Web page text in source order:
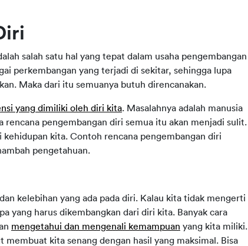
salah satu hal yang tepat dalam usaha pengembangan
perkembangan yang terjadi di sekitar, sehingga lupa
Maka dari itu semuanya butuh direncanakan.
yang dimiliki oleh diri kita. Masalahnya adalah manusia
pengembangan diri semua itu akan menjadi sulit.
kita. Contoh rencana pengembangan diri
pengetahuan.
kelebihan yang ada pada diri. Kalau kita tidak mengerti
yang harus dikembangkan dari diri kita. Banyak cara
mengetahui dan mengenali kemampuan yang kita miliki.
kita senang dengan hasil yang maksimal. Bisa